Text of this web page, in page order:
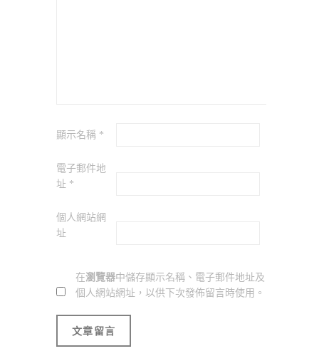
顯示名稱 *
電子郵件地
址 *
個人網站網
址
在瀏覽器中儲存顯示名稱、電子郵件地址及
個人網站網址，以供下次發佈留言時使用。